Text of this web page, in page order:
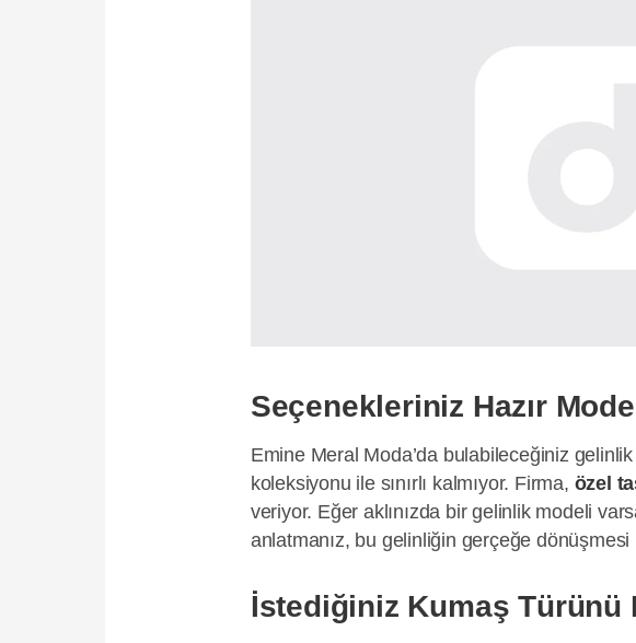
Seçenekleriniz Hazır
Emine Meral Moda’da bulabileceğiniz
koleksiyonu ile sınırlı kalmıyor. Firma, özel
veriyor. Eğer aklınızda bir gelinlik modeli
anlatmanız, bu gelinliğin gerçeğe dönüşmesi
İstediğiniz Kumaş